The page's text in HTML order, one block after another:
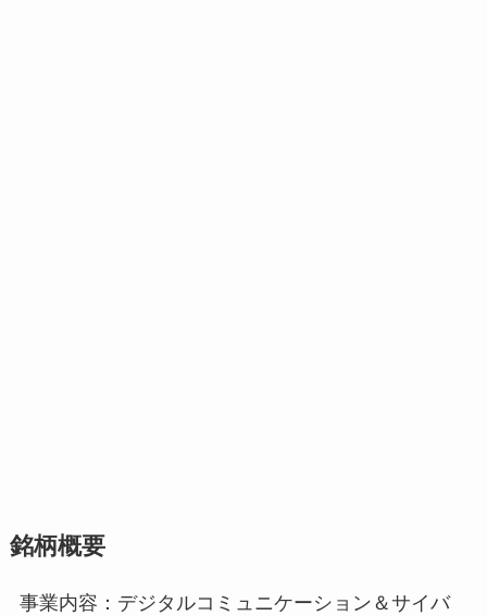
銘柄概要
事業内容：デジタルコミュニケーション＆サイバ